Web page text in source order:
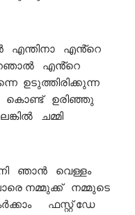
എന്തിനാ എൻ്റെ
എൻ്റെ
ഉടുത്തിരിക്കുന്ന
കൊണ്ട് ഉരിഞ്ഞു
ചമ്മി
ഞാൻ വെള്ളം
നമ്മുക്ക് നമ്മുടെ
ഫസ്റ്റ് ഡേ